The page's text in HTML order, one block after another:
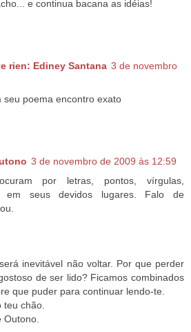
e continua bacana as idéias!
rien: Ediney Santana 3 de novembro
seu poema encontro exato
3 de novembro de 2009 às 12:59
por letras, pontos, vírgulas,
em seus devidos lugares. Falo de
inevitável não voltar. Por que perder
de ser lido? Ficamos combinados
que puder para continuar lendo-te.
teu chão.
Outono.